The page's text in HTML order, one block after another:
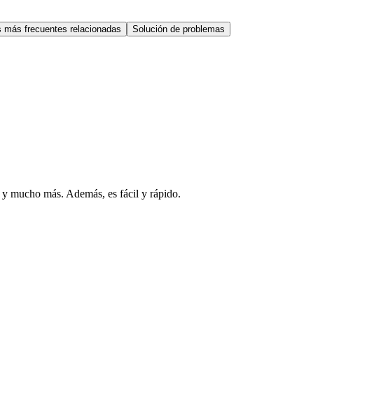
más frecuentes relacionadas Solución de problemas
mucho más. Además, es fácil y rápido.